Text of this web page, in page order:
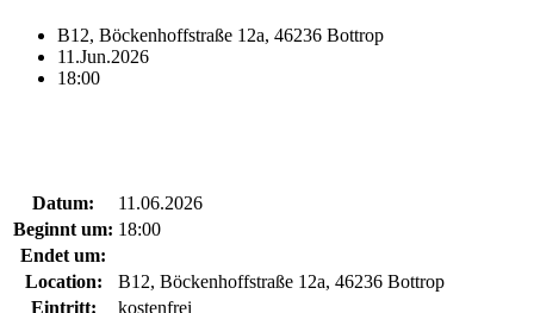
B12, Böckenhoffstraße 12a, 46236 Bottrop
11.Jun.2026
18:00
Datum:
11.06.2026
Beginnt um: 18:00
Endet um:
Location:
B12, Böckenhoffstraße 12a, 46236 Bottrop
Eintritt:
kostenfrei